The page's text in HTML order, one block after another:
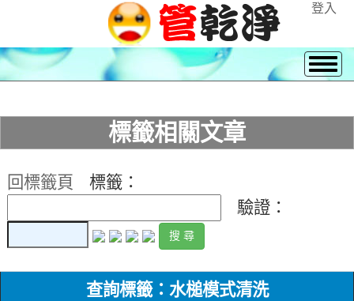
登入
標籤相關文章
回標籤頁
標籤：
驗證：
查詢標籤：水槌模式清洗